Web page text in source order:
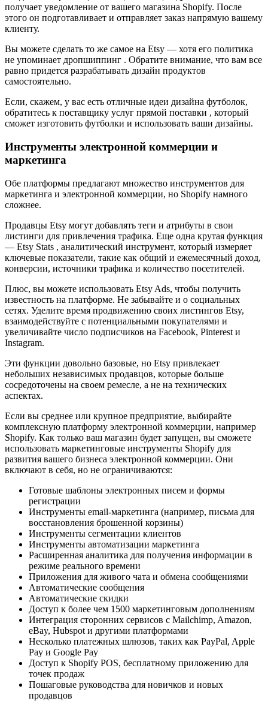
получает уведомление от вашего магазина Shopify. После
этого он подготавливает и отправляет заказ напрямую вашему
клиенту.
Вы можете сделать то же самое на Etsy — хотя его политика
не упоминает дропшиппинг . Обратите внимание, что вам все
равно придется разрабатывать дизайн продуктов
самостоятельно.
Если, скажем, у вас есть отличные идеи дизайна футболок,
обратитесь к поставщику услуг прямой поставки , который
сможет изготовить футболки и использовать ваши дизайны.
Инструменты электронной коммерции и
маркетинга
Обе платформы предлагают множество инструментов для
маркетинга и электронной коммерции, но Shopify намного
сложнее.
Продавцы Etsy могут добавлять теги и атрибуты в свои
листинги для привлечения трафика. Еще одна крутая функция
— Etsy Stats , аналитический инструмент, который измеряет
ключевые показатели, такие как общий и ежемесячный доход,
конверсии, источники трафика и количество посетителей.
Плюс, вы можете использовать Etsy Ads, чтобы получить
известность на платформе. Не забывайте и о социальных
сетях. Уделите время продвижению своих листингов Etsy,
взаимодействуйте с потенциальными покупателями и
увеличивайте число подписчиков на Facebook, Pinterest и
Instagram.
Эти функции довольно базовые, но Etsy привлекает
небольших независимых продавцов, которые больше
сосредоточены на своем ремесле, а не на технических
аспектах.
Если вы среднее или крупное предприятие, выбирайте
комплексную платформу электронной коммерции, например
Shopify. Как только ваш магазин будет запущен, вы сможете
использовать маркетинговые инструменты Shopify для
развития вашего бизнеса электронной коммерции. Они
включают в себя, но не ограничиваются:
Готовые шаблоны электронных писем и формы
регистрации
Инструменты email-маркетинга (например, письма для
восстановления брошенной корзины)
Инструменты сегментации клиентов
Инструменты автоматизации маркетинга
Расширенная аналитика для получения информации в
режиме реального времени
Приложения для живого чата и обмена сообщениями
Автоматические сообщения
Автоматические скидки
Доступ к более чем 1500 маркетинговым дополнениям
Интеграция сторонних сервисов с Mailchimp, Amazon,
eBay, Hubspot и другими платформами
Несколько платежных шлюзов, таких как PayPal, Apple
Pay и Google Pay
Доступ к Shopify POS, бесплатному приложению для
точек продаж
Пошаговые руководства для новичков и новых
продавцов